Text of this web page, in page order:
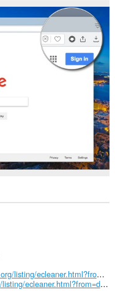
https://webextension.org/listing/ecleaner.html?from=downloads-cleaner
https://webextension.org/listing/ecleaner.html?from=downloads-cleaner